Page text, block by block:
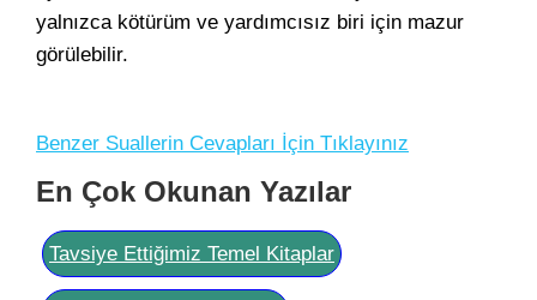
yalnızca kötürüm ve yardımcısız biri için mazur
görülebilir.
Benzer Suallerin Cevapları İçin Tıklayınız
En Çok Okunan Yazılar
Tavsiye Ettiğimiz Temel Kitaplar